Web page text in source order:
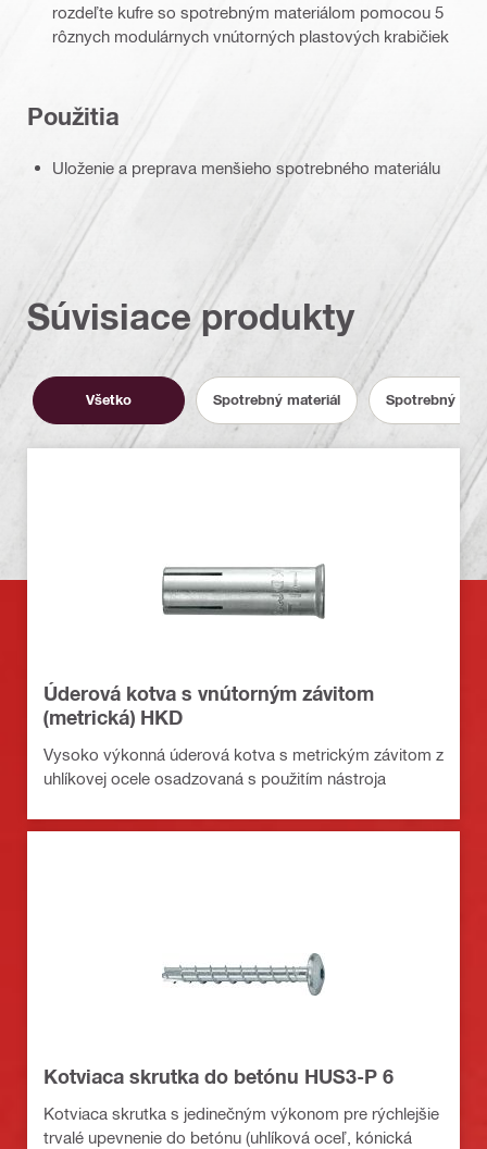
rozdeľte kufre so spotrebným materiálom pomocou 5
rôznych modulárnych vnútorných plastových krabičiek
Použitia
Uloženie a preprava menšieho spotrebného materiálu
Súvisiace produkty
Všetko Spotrebný materiál Spotrebný
Úderová kotva s vnútorným závitom
(metrická) HKD
Vysoko výkonná úderová kotva s metrickým závitom z
uhlíkovej ocele osadzovaná s použitím nástroja
Kotviaca skrutka do betónu HUS3-P 6
Kotviaca skrutka s jedinečným výkonom pre rýchlejšie
trvalé upevnenie do betónu (uhlíková oceľ, kónická